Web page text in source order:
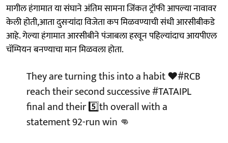
मागील हंगामात या संघाने अंतिम सामना जिंकत ट्रॉफी आपल्या नावावर
केली होती,आता दुसऱ्यांदा विजेता कप मिळवण्याची संधी आरसीबीकडे
आहे. गेल्या हंगामात आरसीबीने पंजाबला हरवून पहिल्यांदाच आयपीएल
चॅम्पियन बनण्याचा मान मिळवला होता.
They are turning this into a habit ❤️#RCB
reach their second successive#TATAIPL
final and their 5️⃣th overall with a
statement 92-run win 👊